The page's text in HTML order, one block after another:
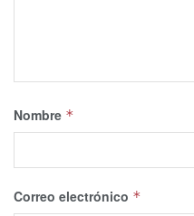
Nombre *
Correo electrónico *